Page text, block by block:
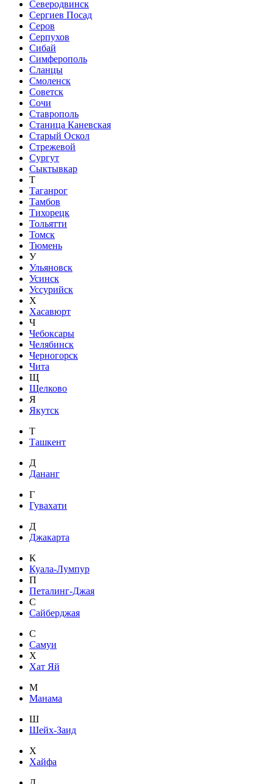
Северодвинск
Сергиев Посад
Серов
Серпухов
Сибай
Симферополь
Сланцы
Смоленск
Советск
Сочи
Ставрополь
Станица Каневская
Старый Оскол
Стрежевой
Сургут
Сыктывкар
Т
Таганрог
Тамбов
Тихорецк
Тольятти
Томск
Тюмень
У
Ульяновск
Усинск
Уссурийск
Х
Хасавюрт
Ч
Чебоксары
Челябинск
Черногорск
Чита
Щ
Щелково
Я
Якутск
Т
Ташкент
Д
Дананг
Г
Гувахати
Д
Джакарта
К
Куала-Лумпур
П
Петалинг-Джая
С
Сайберджая
С
Самуи
Х
Хат Яй
М
Манама
Ш
Шейх-Заид
Х
Хайфа